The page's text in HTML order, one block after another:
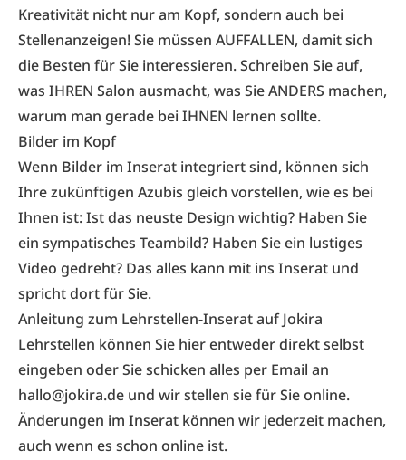
Kreativität nicht nur am Kopf, sondern auch bei
Stellenanzeigen! Sie müssen AUFFALLEN, damit sich
die Besten für Sie interessieren. Schreiben Sie auf,
was IHREN Salon ausmacht, was Sie ANDERS machen,
warum man gerade bei IHNEN lernen sollte.
Bilder im Kopf
Wenn Bilder im Inserat integriert sind, können sich
Ihre zukünftigen Azubis gleich vorstellen, wie es bei
Ihnen ist: Ist das neuste Design wichtig? Haben Sie
ein sympatisches Teambild? Haben Sie ein lustiges
Video gedreht? Das alles kann mit ins Inserat und
spricht dort für Sie.
Anleitung zum Lehrstellen-Inserat auf Jokira
Lehrstellen können Sie hier entweder direkt selbst
eingeben oder Sie schicken alles per Email an
hallo@jokira.de und wir stellen sie für Sie online.
Änderungen im Inserat können wir jederzeit machen,
auch wenn es schon online ist.